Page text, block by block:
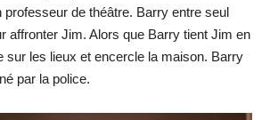
professeur de théâtre. Barry entre seul
affronter Jim. Alors que Barry tient Jim en
sur les lieux et encercle la maison. Barry
par la police.